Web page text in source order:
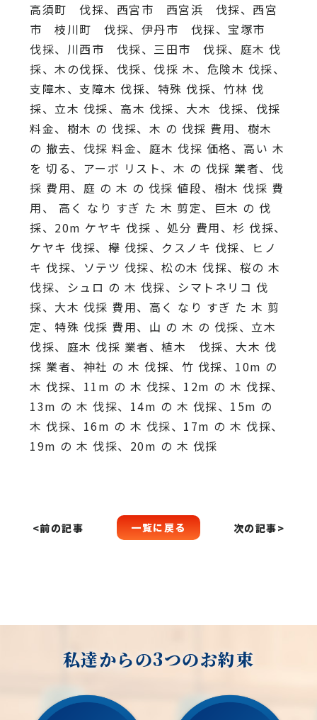
高須町 伐採、西宮市 西宮浜 伐採、西宮
市 枝川町 伐採、伊丹市 伐採、宝塚市
伐採、川西市 伐採、三田市 伐採、庭木 伐
採、木の伐採、伐採、伐採 木、危険木 伐採、
支障木、支障木 伐採、特殊 伐採、竹林 伐
採、立木 伐採、高木 伐採、大木 伐採、伐採
料金、樹木 の 伐採、木 の 伐採 費用、樹木
の 撤去、伐採 料金、庭木 伐採 価格、高い 木
を 切る、アーボ リスト、木 の 伐採 業者、伐
採 費用、庭 の 木 の 伐採 値段、樹木 伐採 費
用、 高く なり すぎ た 木 剪定、巨木 の 伐
採、20m ケヤキ 伐採 、処分 費用、杉 伐採、
ケヤキ 伐採、欅 伐採、クスノキ 伐採、ヒノ
キ 伐採、ソテツ 伐採、松の木 伐採、桜の 木
伐採、シュロ の 木 伐採、シマトネリコ 伐
採、大木 伐採 費用、高く なり すぎ た 木 剪
定、特殊 伐採 費用、山 の 木 の 伐採、立木
伐採、庭木 伐採 業者、植木 伐採、大木 伐
採 業者、神社 の 木 伐採、竹 伐採、10m の
木 伐採、11m の 木 伐採、12m の 木 伐採、
13m の 木 伐採、14m の 木 伐採、15m の
木 伐採、16m の 木 伐採、17m の 木 伐採、
19m の 木 伐採、20m の 木 伐採
<前の記事 一覧に戻る 次の記事>
私達からの3つのお約束